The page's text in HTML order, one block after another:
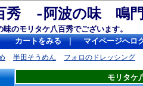
百秀 -阿波の味
のモリタケ八百秀でございます。
カートをみる｜ マイページへロ
半田そうめん フォロのドレッシング
モリタケ